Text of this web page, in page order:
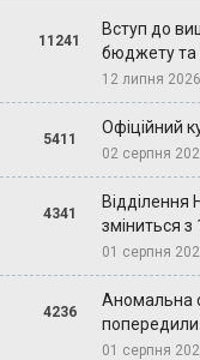
11241
Вступ до
бюджету та
12 липня 2026
5411
Офіційний
02 серпня
4341
зміниться з
01 серпня
4236
Аномальна
попередили
01 серпня